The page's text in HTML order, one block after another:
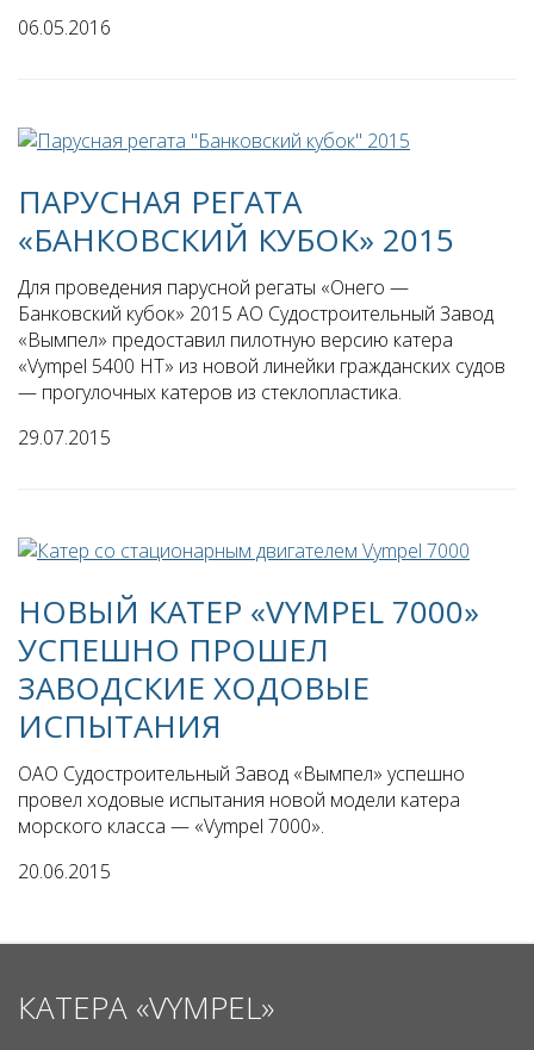
06.05.2016
ПАРУСНАЯ РЕГАТА
«БАНКОВСКИЙ КУБОК» 2015
Для проведения парусной регаты «Онего —
Банковский кубок» 2015 АО Судостроительный Завод
«Вымпел» предоставил пилотную версию катера
«Vympel 5400 HT» из новой линейки гражданских судов
— прогулочных катеров из стеклопластика.
29.07.2015
НОВЫЙ КАТЕР «VYMPEL 7000»
УСПЕШНО ПРОШЕЛ
ЗАВОДСКИЕ ХОДОВЫЕ
ИСПЫТАНИЯ
ОАО Судостроительный Завод «Вымпел» успешно
провел ходовые испытания новой модели катера
морского класса — «Vympel 7000».
20.06.2015
КАТЕРА «VYMPEL»